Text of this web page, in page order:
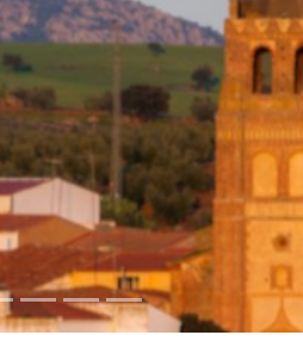
MUNICIPIO
Más Información